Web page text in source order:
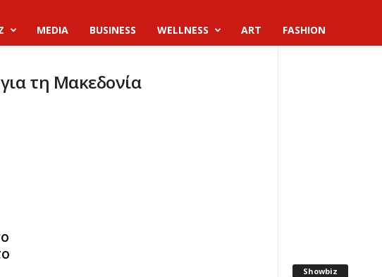
MEDIA BUSINESS WELLNESS ART FASHION
τη Μακεδονία
Showbiz